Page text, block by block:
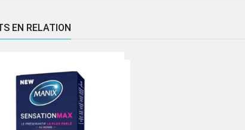
EN RELATION